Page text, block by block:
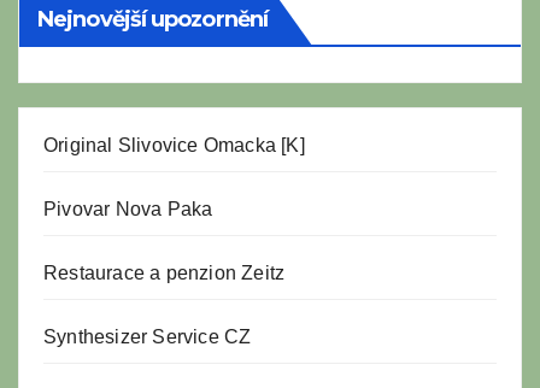
Nejnovější upozornění
Original Slivovice Omacka [K]
Pivovar Nova Paka
Restaurace a penzion Zeitz
Synthesizer Service CZ